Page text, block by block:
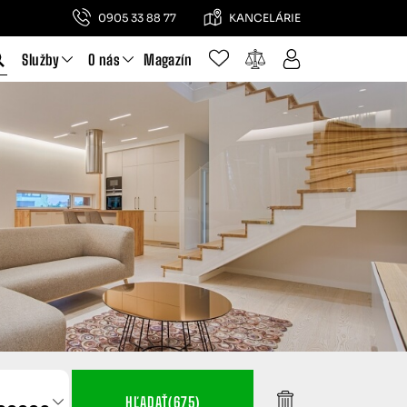
pre rodinný
0905 33 88 77 KANCELÁRIE
Služby O nás Magazín
HĽADAŤ(675)